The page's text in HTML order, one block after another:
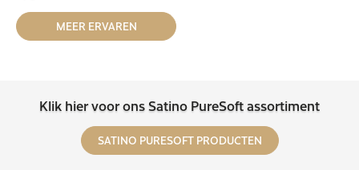
MEER ERVAREN
Klik hier voor ons Satino PureSoft assortiment
SATINO PURESOFT PRODUCTEN